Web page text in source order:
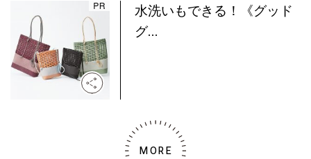
水洗いもできる！《グッド
グ...
MORE